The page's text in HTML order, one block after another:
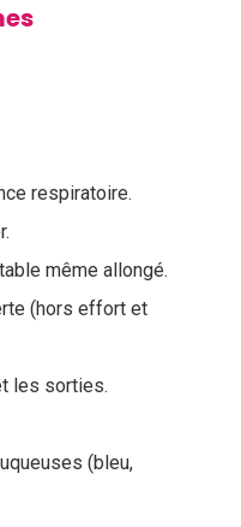
respiratoire.
même allongé.
(hors effort et
les sorties.
(bleu,